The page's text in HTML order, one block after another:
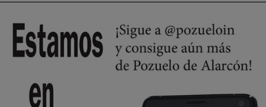
Wayne Rooney era el comisario de pozuelo?
Pozuelo de Alarcón
🔴 EXCLUSIVA | El comisario de la …